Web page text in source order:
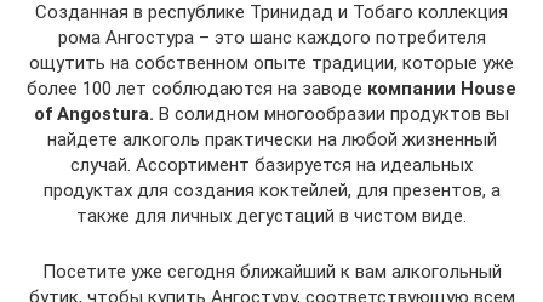
Созданная в республике Тринидад и Тобаго коллекция
рома Ангостура – это шанс каждого потребителя
ощутить на собственном опыте традиции, которые уже
более 100 лет соблюдаются на заводе компании House
of Angostura. В солидном многообразии продуктов вы
найдете алкоголь практически на любой жизненный
случай. Ассортимент базируется на идеальных
продуктах для создания коктейлей, для презентов, а
также для личных дегустаций в чистом виде.
Посетите уже сегодня ближайший к вам алкогольный
бутик, чтобы купить Ангостуру, соответствующую всем